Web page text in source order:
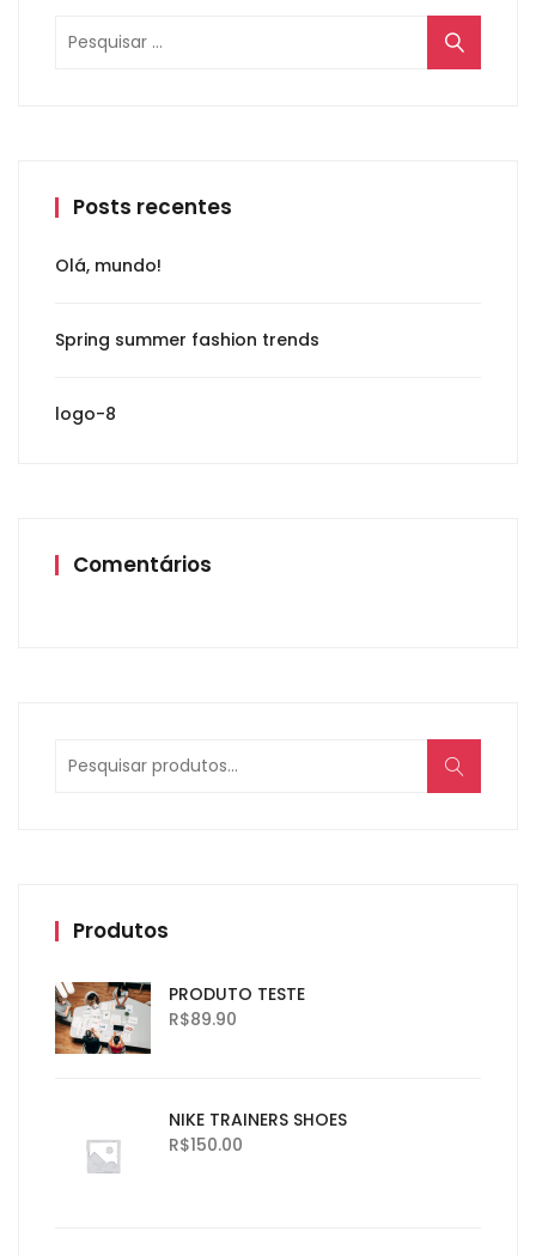
Posts recentes
Olá, mundo!
Spring summer fashion trends
logo-8
Comentários
Produtos
PRODUTO TESTE
R$89.90
NIKE TRAINERS SHOES
R$150.00